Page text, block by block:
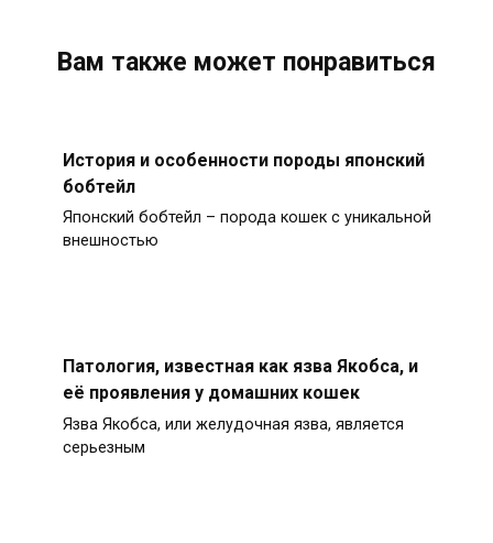
Вам также может понравиться
История и особенности породы японский
бобтейл
Японский бобтейл – порода кошек с уникальной
внешностью
Патология, известная как язва Якобса, и
её проявления у домашних кошек
Язва Якобса, или желудочная язва, является
серьезным